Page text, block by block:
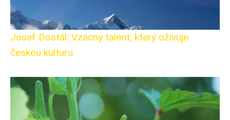
Josef Dostál: Vzácný talent, který oživuje
českou kulturu